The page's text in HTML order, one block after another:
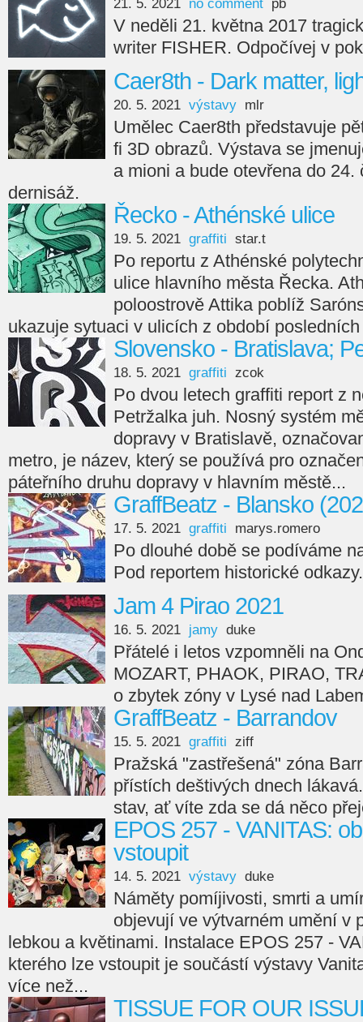
21. 5. 2021 no comment pb
V neděli 21. května 2017
writer FISHER. Odpočívej v
Caer8th - Dark matter,
20. 5. 2021 výstavy mlr
Umělec Caer8th představuje
fi 3D obrazů. Výstava se
a mioni a bude otevřena do 24.
dernisáž.
Řecko - Athénské ulice
19. 5. 2021 graffiti star.t
Po reportu z Athénské
ulice hlavního města Řecka.
poloostrově Attika poblíž
ukazuje sytuaci v ulicích z období
Slovensko - Bratislava;
18. 5. 2021 graffiti zcok
Po dvou letech graffiti report z
Petržalka juh. Nosný systém
dopravy v Bratislavě,
metro, je název, který se používá pro
páteřního druhu dopravy v hlavním městě...
GraffBeatz - Blansko
17. 5. 2021 graffiti marys.romero
Po dlouhé době se podíváme
Pod reportem historické odkazy.
Jam 4 Pirao 2021
16. 5. 2021 jamy duke
Přátelé i letos vzpomněli na
MOZART, PHAOK, PIRAO,
o zbytek zóny v Lysé nad
GraffBeatz - Barrandov
15. 5. 2021 graffiti ziff
Pražská "zastřešená" zóna
přístích deštivých dnech
stav, ať víte zda se dá něco
EPOS 257 - VANITAS:
vstoupit
14. 5. 2021 výstavy duke
Náměty pomíjivosti, smrti a
objevují ve výtvarném umění v
lebkou a květinami. Instalace EPOS 257 -
kterého lze vstoupit je součástí výstavy
více než...
TISSUE FOR OUR